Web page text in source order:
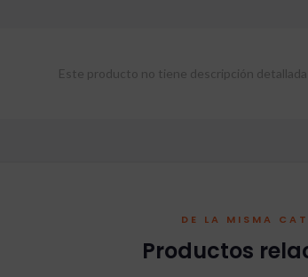
Este producto no tiene descripción detallada
DE LA MISMA
Productos